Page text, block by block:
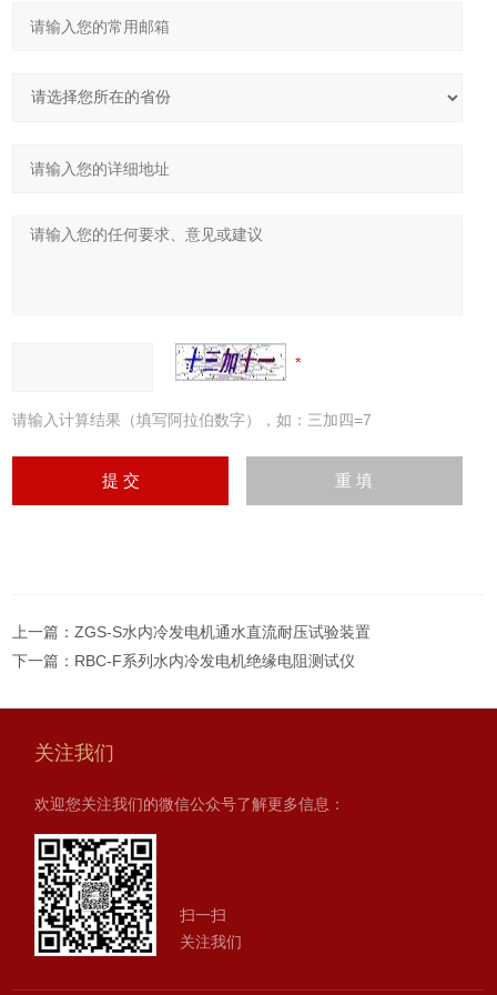
请输入计算结果（填写阿拉伯数字），如：三加四=7
上一篇：ZGS-S水内冷发电机通水直流耐压试验装置
下一篇： RBC-F系列水内冷发电机绝缘电阻测试仪
关注我们
欢迎您关注我们的微信公众号了解更多信息：
扫一扫
关注我们